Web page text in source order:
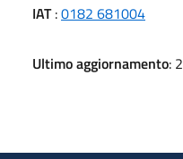
IAT:0182 681004
Ultimo aggiornamento: